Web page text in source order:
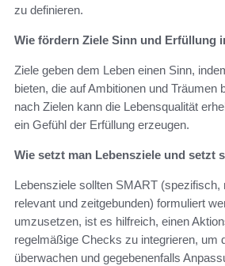
zu definieren.
Wie fördern Ziele Sinn und Erfüllung
Ziele geben dem Leben einen Sinn,
bieten, die auf Ambitionen und Träumen
nach Zielen kann die Lebensqualität
ein Gefühl der Erfüllung erzeugen.
Wie setzt man Lebensziele und setzt
Lebensziele sollten SMART (spezifisch,
relevant und zeitgebunden) formuliert
umzusetzen, ist es hilfreich, einen
regelmäßige Checks zu integrieren, um
überwachen und gegebenenfalls